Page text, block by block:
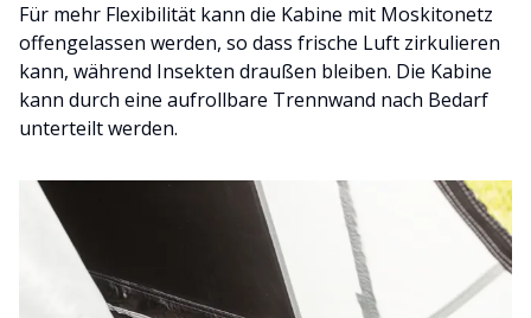
Für mehr Flexibilität kann die Kabine mit Moskitonetz
offengelassen werden, so dass frische Luft zirkulieren
kann, während Insekten draußen bleiben. Die Kabine
kann durch eine aufrollbare Trennwand nach Bedarf
unterteilt werden.